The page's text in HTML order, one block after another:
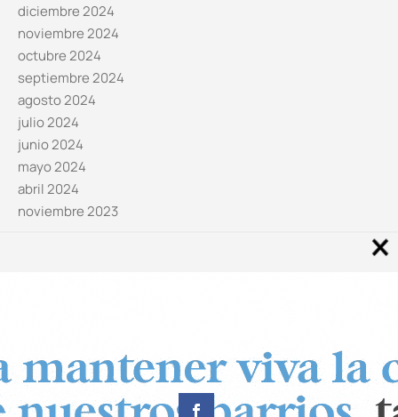
diciembre 2024
noviembre 2024
octubre 2024
septiembre 2024
agosto 2024
julio 2024
junio 2024
mayo 2024
abril 2024
noviembre 2023